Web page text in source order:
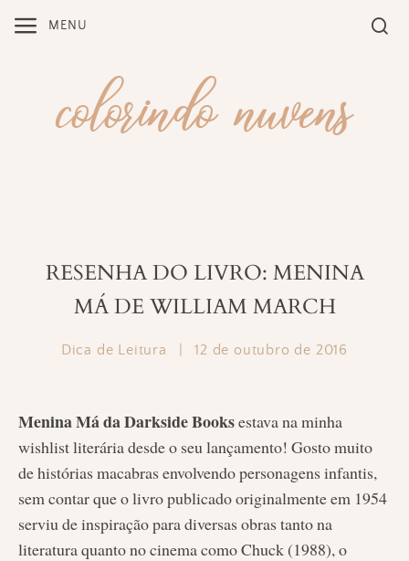
MENU
RESENHA DO LIVRO: MENINA
MÁ DE WILLIAM MARCH
Dica de Leitura 12 de outubro de 2016
Menina Má da Darkside Booksestava na minha
wishlist literária desde o seu lançamento! Gosto muito
de histórias macabras envolvendo personagens infantis,
sem contar que o livro publicado originalmente em 1954
serviu de inspiração para diversas obras tanto na
literatura quanto no cinema como Chuck (1988), o